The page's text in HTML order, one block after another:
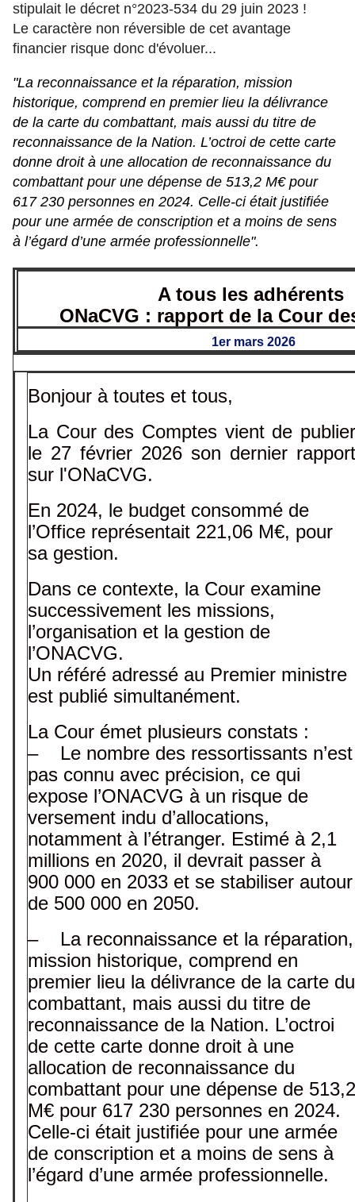
stipulait le décret n°2023-534 du 29 juin 2023 !
Le caractère non réversible de cet avantage
financier risque donc d'évoluer...
"La reconnaissance et la réparation, mission
historique, comprend en premier lieu la délivrance
de la carte du combattant, mais aussi du titre de
reconnaissance de la Nation. L’octroi de cette carte
donne droit à une allocation de reconnaissance du
combattant pour une dépense de 513,2 M€ pour
617 230 personnes en 2024. Celle-ci était justifiée
pour une armée de conscription et a moins de sens
à l’égard d’une armée professionnelle".
A tous les adhérents
ONaCVG : rapport de la Cour
1er mars 2026
Bonjour à toutes et tous,
La Cour des Comptes vient de publier
le 27 février 2026 son dernier rapport
sur l'ONaCVG.
En 2024, le budget consommé de
l’Office représentait 221,06 M€, pour
sa gestion.
Dans ce contexte, la Cour examine
successivement les missions,
l’organisation et la gestion de
l’ONACVG.
Un référé adressé au Premier ministre
est publié simultanément.
La Cour émet plusieurs constats :
– Le nombre des ressortissants n’est
pas connu avec précision, ce qui
expose l’ONACVG à un risque de
versement indu d’allocations,
notamment à l’étranger. Estimé à 2,1
millions en 2020, il devrait passer à
900 000 en 2033 et se stabiliser autour
de 500 000 en 2050.
– La reconnaissance et la réparation,
mission historique, comprend en
premier lieu la délivrance de la carte du
combattant, mais aussi du titre de
reconnaissance de la Nation. L’octroi
de cette carte donne droit à une
allocation de reconnaissance du
combattant pour une dépense de 513,2
M€ pour 617 230 personnes en 2024.
Celle-ci était justifiée pour une armée
de conscription et a moins de sens à
l’égard d’une armée professionnelle.